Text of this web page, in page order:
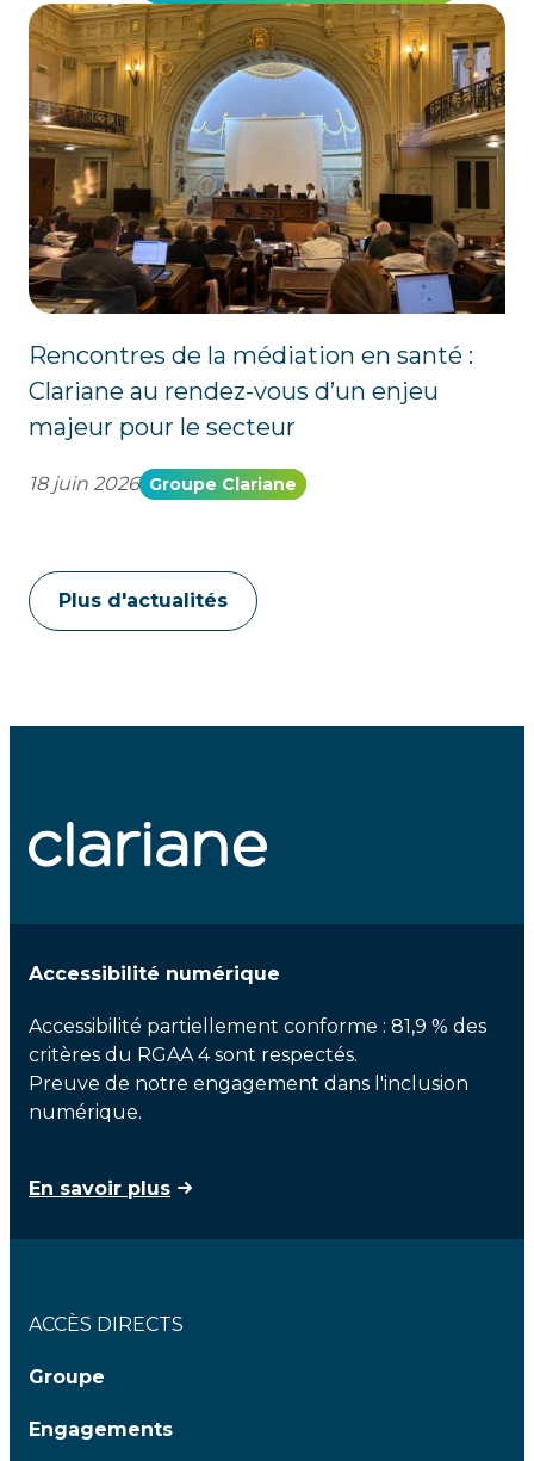
Rencontres de la médiation en santé :
Clariane au rendez-vous d’un enjeu
majeur pour le secteur
18 juin 2026 Groupe Clariane
Plus d'actualités
Accessibilité numérique
Accessibilité partiellement conforme : 81,9 % des
critères du RGAA 4 sont respectés.
Preuve de notre engagement dans l'inclusion
numérique.
En savoir plus
ACCÈS DIRECTS
Groupe
Engagements